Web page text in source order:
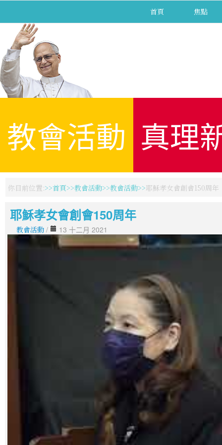
首頁 焦點
教會活動 真理
你目前位置: 首頁 教會活動 教會活動 耶穌孝女會創會150周年
耶穌孝女會創會150周年
教會活動 / 13 十二月 2021